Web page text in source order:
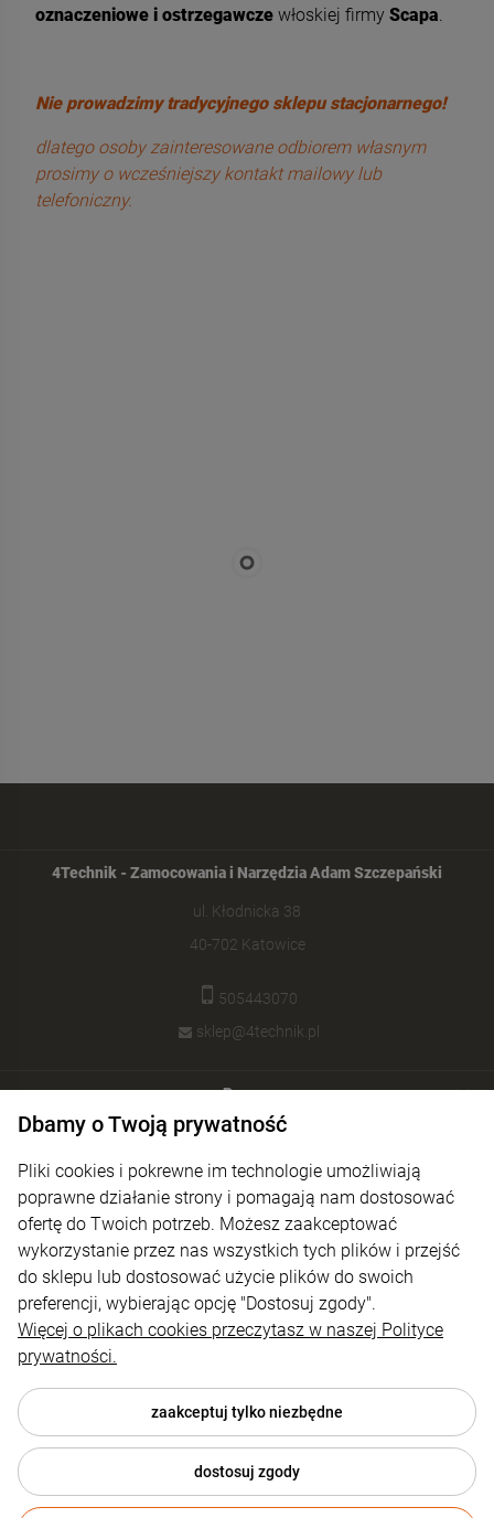
oznaczeniowe i ostrzegawcze włoskiej firmy Scapa.
Nie prowadzimy tradycyjnego sklepu stacjonarnego!
dlatego osoby zainteresowane odbiorem własnym
prosimy o wcześniejszy kontakt mailowy lub
telefoniczny.
4Technik - Zamocowania i Narzędzia Adam Szczepański
ul. Kłodnicka 38
40-702 Katowice
505443070
sklep@4technik.pl
Pomoc
Płatności i dostawa
Informacje
O nas
Dbamy o Twoją prywatność
Pliki cookies i pokrewne im technologie umożliwiają
poprawne działanie strony i pomagają nam dostosować
ofertę do Twoich potrzeb. Możesz zaakceptować
wykorzystanie przez nas wszystkich tych plików i przejść
do sklepu lub dostosować użycie plików do swoich
preferencji, wybierając opcję "Dostosuj zgody".
Więcej o plikach cookies przeczytasz w naszej Polityce
prywatności.
zaakceptuj tylko niezbędne
dostosuj zgody